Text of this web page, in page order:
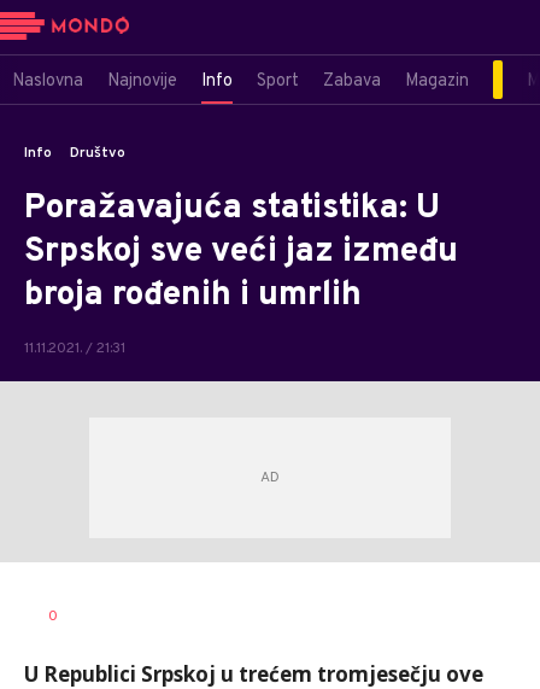
Naslovna Najnovije Info Sport Zabava Magazin
Info Društvo
Poražavajuća statistika: U
Srpskoj sve veći jaz između
broja rođenih i umrlih
11.11.2021. / 21:31
AUTOR
0
U Republici Srpskoj u trećem tromjesečju ove